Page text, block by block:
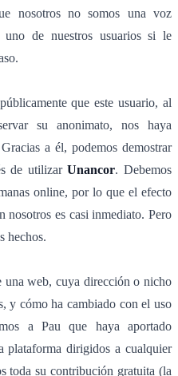
nosotros no somos una voz
de nuestros usuarios si le
que este usuario, al
su anonimato, nos haya
a él, podemos demostrar
de utilizarUnancor. Debemos
online, por lo que el efecto
es casi inmediato. Pero
hechos.
una web, cuya dirección o nicho
y cómo ha cambiado con el uso
a Pau que haya aportado
plataforma dirigidos a cualquier
toda su contribución gratuita (la